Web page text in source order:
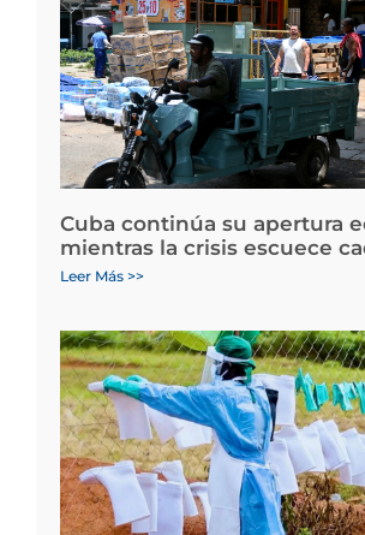
Cuba continúa su apertura
mientras la crisis escuece
Leer Más >>